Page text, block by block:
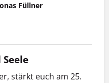
Füllner
stärkt euch am 25.